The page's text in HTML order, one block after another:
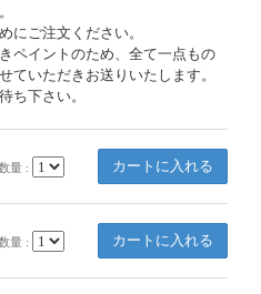
にご注文ください。
ペイントのため、全て一点もの
ていただきお送りいたします。
ち下さい。
量 :
量 :